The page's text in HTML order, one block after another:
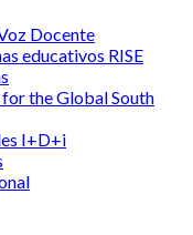
Docente
educativos RISE
the Global South
I+D+i